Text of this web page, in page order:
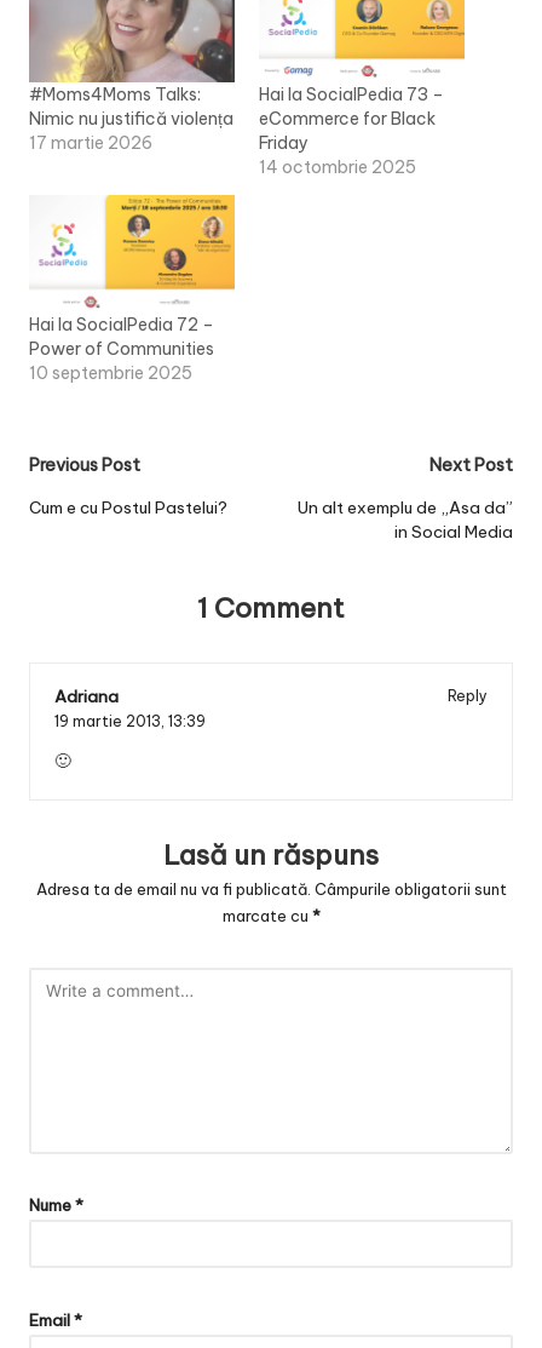
#Moms4Moms Talks:
Nimic nu justifică violența
17 martie 2026
Hai la SocialPedia 73 –
eCommerce for Black
Friday
14 octombrie 2025
Hai la SocialPedia 72 –
Power of Communities
10 septembrie 2025
Post
navigation
Previous Post
Cum e cu Postul Pastelui?
Next Post
Un alt exemplu de „Asa da”
in Social Media
1 Comment
Adriana
Reply
19 martie 2013, 13:39
🙂
Lasă un răspuns
Adresa ta de email nu va fi publicată. Câmpurile obligatorii sunt
marcate cu *
Nume*
Email*